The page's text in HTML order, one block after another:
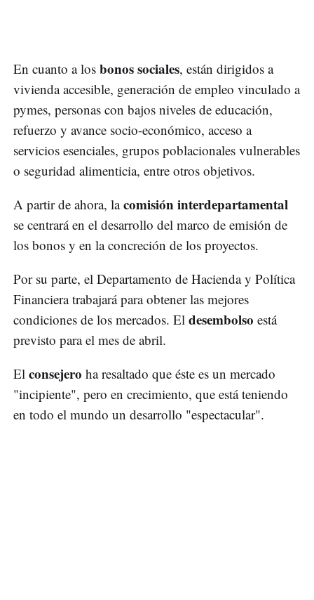
En cuanto a los bonos sociales, están dirigidos a
vivienda accesible, generación de empleo vinculado a
pymes, personas con bajos niveles de educación,
refuerzo y avance socio-económico, acceso a
servicios esenciales, grupos poblacionales vulnerables
o seguridad alimenticia, entre otros objetivos.
A partir de ahora, lacomisión interdepartamental
se centrará en el desarrollo del marco de emisión de
los bonos y en la concreción de los proyectos.
Por su parte, el Departamento de Hacienda y Política
Financiera trabajará para obtener las mejores
condiciones de los mercados. El desembolso está
previsto para el mes de abril.
El consejero ha resaltado que éste es un mercado
"incipiente", pero en crecimiento, que está teniendo
en todo el mundo un desarrollo "espectacular".